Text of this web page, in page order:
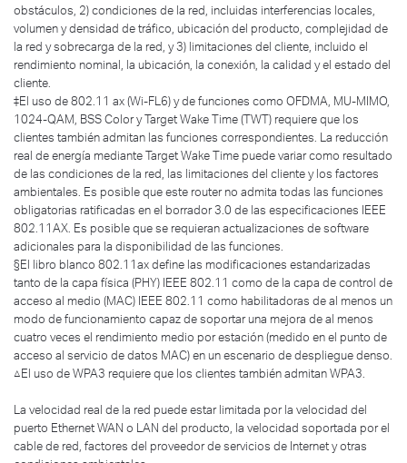
obstáculos, 2) condiciones de la red, incluidas interferencias locales,
volumen y densidad de tráfico, ubicación del producto, complejidad de
la red y sobrecarga de la red, y 3) limitaciones del cliente, incluido el
rendimiento nominal, la ubicación, la conexión, la calidad y el estado del
cliente.
‡El uso de 802.11 ax (Wi-FL6) y de funciones como OFDMA, MU-MIMO,
1024-QAM, BSS Color y Target Wake Time (TWT) requiere que los
clientes también admitan las funciones correspondientes. La reducción
real de energía mediante Target Wake Time puede variar como resultado
de las condiciones de la red, las limitaciones del cliente y los factores
ambientales. Es posible que este router no admita todas las funciones
obligatorias ratificadas en el borrador 3.0 de las especificaciones IEEE
802.11AX. Es posible que se requieran actualizaciones de software
adicionales para la disponibilidad de las funciones.
§El libro blanco 802.11ax define las modificaciones estandarizadas
tanto de la capa física (PHY) IEEE 802.11 como de la capa de control de
acceso al medio (MAC) IEEE 802.11 como habilitadoras de al menos un
modo de funcionamiento capaz de soportar una mejora de al menos
cuatro veces el rendimiento medio por estación (medido en el punto de
acceso al servicio de datos MAC) en un escenario de despliegue denso.
△El uso de WPA3 requiere que los clientes también admitan WPA3.
La velocidad real de la red puede estar limitada por la velocidad del
puerto Ethernet WAN o LAN del producto, la velocidad soportada por el
cable de red, factores del proveedor de servicios de Internet y otras